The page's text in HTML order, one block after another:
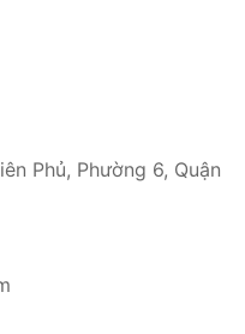
Phủ, Phường 6, Quận